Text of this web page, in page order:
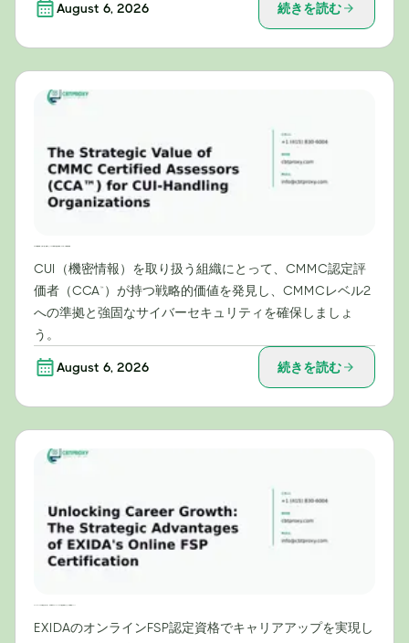
August 6, 2026 続きを読む
CUI（機密情報）を取り扱う組織にとって、CMMC認定評
価者（CCA™）が持つ戦略的価値を発見し、CMMCレベル2
への準拠と強固なサイバーセキュリティを確保しましょ
う。
August 6, 2026 続きを読む
EXIDAのオンラインFSP認定資格でキャリアアップを実現し